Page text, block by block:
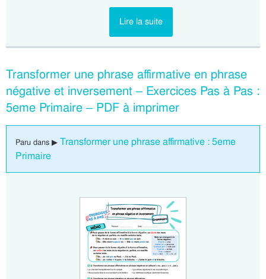
Lire la suite
Transformer une phrase affirmative en phrase
négative et inversement – Exercices Pas à Pas :
5eme Primaire – PDF à imprimer
Paru dans ▶ Transformer une phrase affirmative : 5eme
Primaire